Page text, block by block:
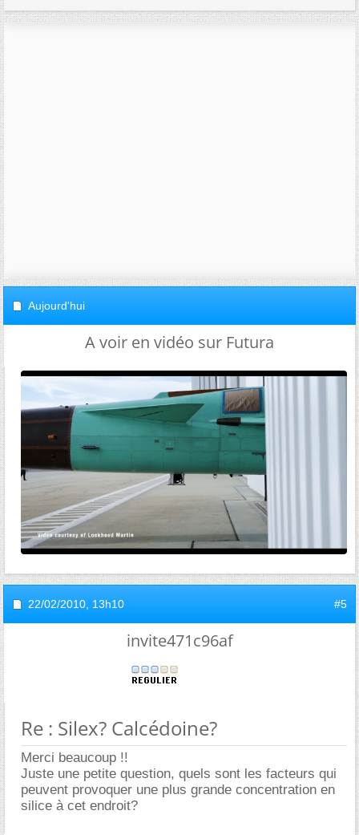
Aujourd'hui
A voir en vidéo sur Futura
22/02/2010, 13h10 #5
invite471c96af
Re : Silex? Calcédoine?
Merci beaucoup !!
Juste une petite question, quels sont les facteurs qui
peuvent provoquer une plus grande concentration en
silice à cet endroit?